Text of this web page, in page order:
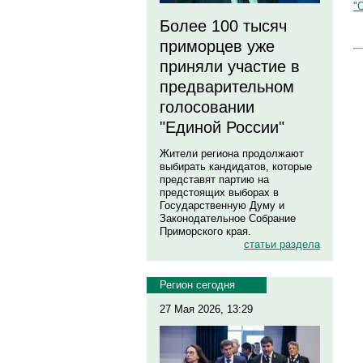
Более 100 тысяч
приморцев уже
приняли участие в
предварительном
голосовании
"Единой России"
Жители региона продолжают
выбирать кандидатов, которые
представят партию на
предстоящих выборах в
Государственную Думу и
Законодательное Собрание
Приморского края.
статьи раздела
Регион сегодня
27 Мая 2026, 13:29